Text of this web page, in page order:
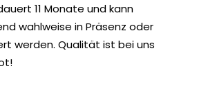
11 Monate und kann
wahlweise in Präsenz oder
werden. Qualität ist bei uns